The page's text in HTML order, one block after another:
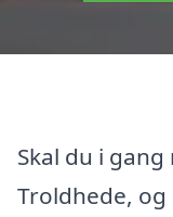
Skal du i
Troldhede,